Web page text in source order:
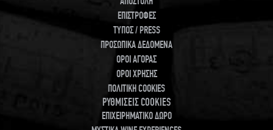
ΕΠΙΣΤΡΟΦΕΣ
ΤΥΠΟΣ / PRESS
ΠΡΟΣΩΠΙΚΑ ΔΕΔΟΜΕΝΑ
ΟΡΟΙ ΑΓΟΡΑΣ
ΟΡΟΙ ΧΡΗΣΗΣ
ΠΟΛΙΤΙΚΗ COOKIES
ΡΥΘΜΙΣΕΙΣ COOKIES
ΕΠΙΧΕΙΡΗΜΑΤΙΚΟ ΔΩΡΟ